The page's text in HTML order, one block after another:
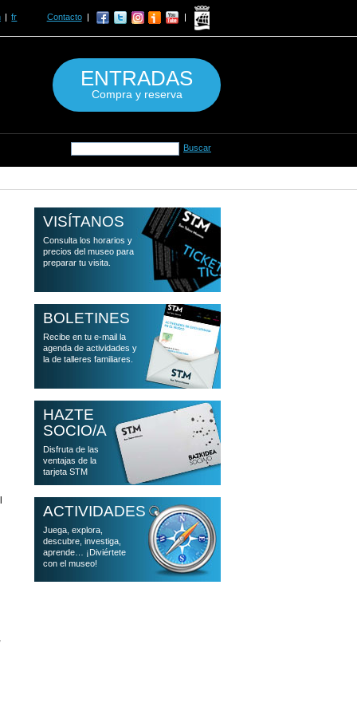
VISÍTANOS
Consulta los horarios y
precios del museo para
preparar tu visita.
BOLETINES
Recibe en tu e-mail la
agenda de actividades y
la de talleres familiares.
HAZTE
SOCIO/A
Disfruta de las
ventajas de la
tarjeta STM
ACTIVIDADES
Juega, explora,
descubre, investiga,
aprende… ¡Diviértete
con el museo!
fr Contacto
ENTRADAS
Compra y reserva